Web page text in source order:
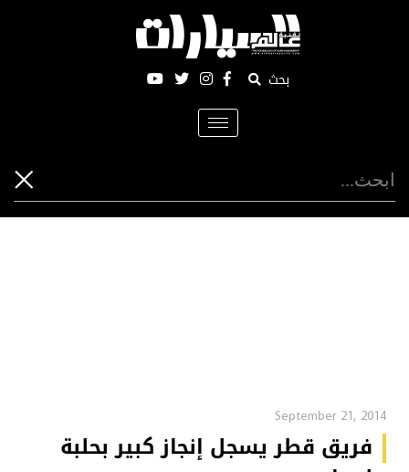
بحث
Toggle
navigation
September 21, 2014
فريق قطر يسجل إنجاز كبير بحلبة